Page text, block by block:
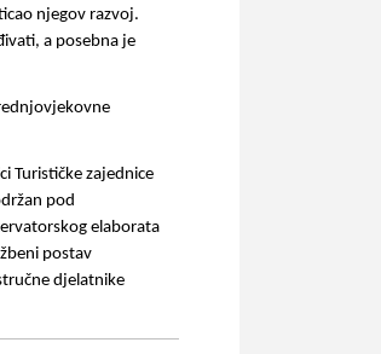
njegov razvoj.
a posebna je
Turističke zajednice
pod
elaborata
postav
djelatnike